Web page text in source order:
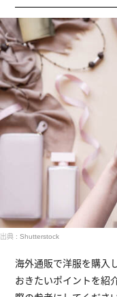
出典 : Shutterstock
海外通販で洋服を購入
おきたいポイントを紹